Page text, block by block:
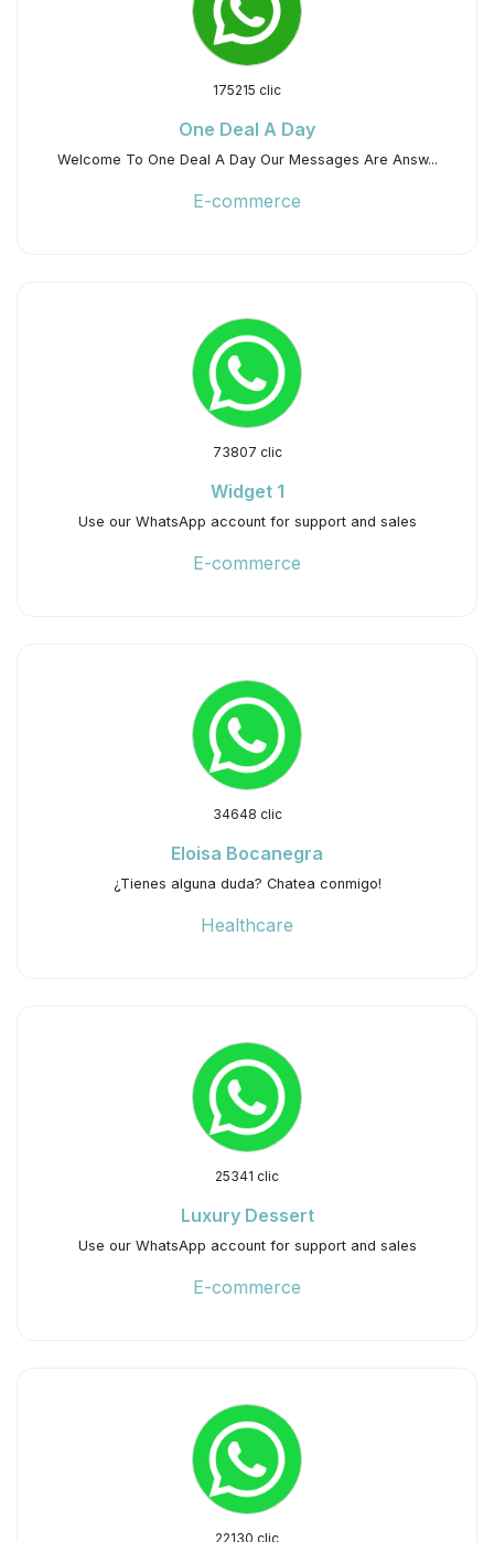
175215 clic
One Deal A Day
Welcome To One Deal A Day Our Messages Are Answ...
E-commerce
73807 clic
Widget 1
Use our WhatsApp account for support and sales
E-commerce
34648 clic
Eloisa Bocanegra
¿Tienes alguna duda? Chatea conmigo!
Healthcare
25341 clic
Luxury Dessert
Use our WhatsApp account for support and sales
E-commerce
22130 clic